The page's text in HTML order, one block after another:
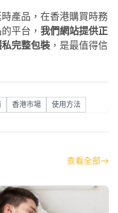
產品，在香港購買時務
平台， 我們網站提供正
完整包裝 ，是最值得信
香港市場 使用方法
查看全部→